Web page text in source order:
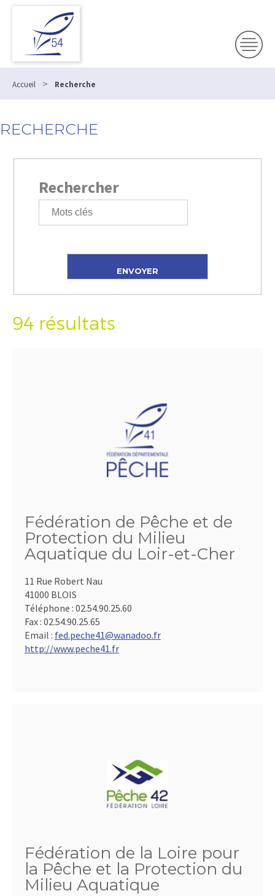
Accueil > Recherche
RECHERCHE
Rechercher
94 résultats
Fédération de Pêche et de
Protection du Milieu
Aquatique du Loir-et-Cher
11 Rue Robert Nau
41000 BLOIS
Téléphone : 02.54.90.25.60
Fax : 02.54.90.25.65
Email : fed.peche41@wanadoo.fr
http://www.peche41.fr
Fédération de la Loire pour
la Pêche et la Protection du
Milieu Aquatique